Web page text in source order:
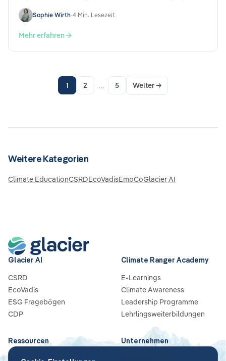
Sophie Wirth•4 Min. Lesezeit
Mehr erfahren
1 2 … 5 Weiter→
Weitere Kategorien
Climate EducationCSRDEcoVadisEmpCoGlacier AI
Glacier AI
CSRD
EcoVadis
ESG Fragebögen
CDP
Climate Ranger Academy
E-Learnings
Climate Awareness
Leadership Programme
Lehrlingsweiterbildungen
Ressourcen
Blog
Unternehmen